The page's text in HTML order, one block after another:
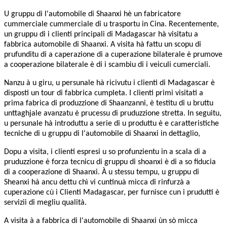
U gruppu di l'automobile di Shaanxi hè un fabricatore
cummerciale cummerciale di u trasportu in Cina. Recentemente,
un gruppu di i clienti principali di Madagascar hà visitatu a
fabbrica automobile di Shaanxi. A visita hà fattu un scopu di
prufunditu di a caperazione di a cuperazione bilaterale è prumove
a cooperazione bilaterale è di i scambiu di i veiculi cumerciali.
Nanzu à u giru, u persunale hà ricivutu i clienti di Madagascar è
disposti un tour di fabbrica cumpleta. I clienti primi visitati a
prima fabrica di produzzione di Shaanzanni, è testitu di u bruttu
unttaghjale avanzatu è prucessu di pruduzzione stretta. In seguitu,
u persunale hà introduttu a serie di u produttu è e caratteristiche
tecniche di u gruppu di l'automobile di Shaanxi in dettaglio,
Dopu a visita, i clienti espresi u so profunzientu in a scala di a
pruduzzione è forza tecnicu di gruppu di shoanxi è di a so fiducia
di a cooperazione di Shaanxi. À u stessu tempu, u gruppu di
Sheanxi hà ancu dettu chì vi cuntinuà micca di rinfurzà a
cuperazione cù i Clienti Madagascar, per furnisce cun i prudutti è
servizii di megliu qualità.
A visita à a fabbrica di l'automobile di Shaanxi ùn sò micca